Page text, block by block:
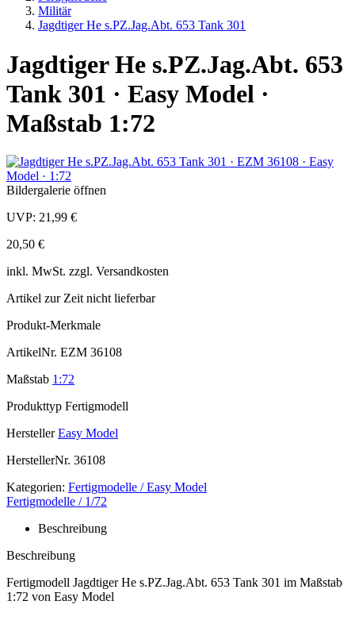
Militär
Jagdtiger He s.PZ.Jag.Abt. 653 Tank 301
Jagdtiger He s.PZ.Jag.Abt. 653
Tank 301 · Easy Model ·
Maßstab 1:72
Bildergalerie öffnen
UVP: 21,99 €
20,50 €
inkl. MwSt. zzgl. Versandkosten
Artikel zur Zeit nicht lieferbar
Produkt-Merkmale
ArtikelNr. EZM 36108
Maßstab 1:72
Produkttyp Fertigmodell
Hersteller Easy Model
HerstellerNr. 36108
Kategorien: Fertigmodelle / Easy Model
Fertigmodelle / 1/72
Beschreibung
Beschreibung
Fertigmodell Jagdtiger He s.PZ.Jag.Abt. 653 Tank 301 im Maßstab
1:72 von Easy Model